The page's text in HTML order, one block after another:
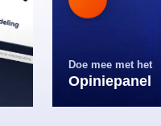
Doe mee met het
Opiniepanel